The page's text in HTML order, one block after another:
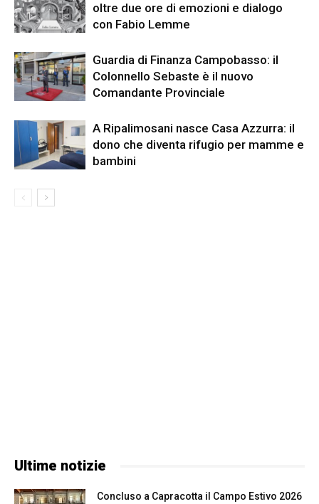
oltre due ore di emozioni e dialogo
con Fabio Lemme
Guardia di Finanza Campobasso: il
Colonnello Sebaste è il nuovo
Comandante Provinciale
A Ripalimosani nasce Casa Azzurra: il
dono che diventa rifugio per mamme e
bambini
Ultime notizie
Concluso a Capracotta il Campo Estivo 2026